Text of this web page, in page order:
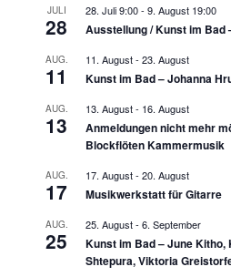
JULI
28
28. Juli 9:00- 9. August 19:00
Ausstellung / Kunst im Bad
AUG.
11
11. August- 23. August
Kunst im Bad – Johanna
AUG.
13
13. August- 16. August
Anmeldungen nicht mehr
Blockflöten Kammermusik
AUG.
17
17. August- 20. August
Musikwerkstatt für Gitarre
AUG.
25
25. August- 6. September
Kunst im Bad – June Kitho,
Shtepura, Viktoria